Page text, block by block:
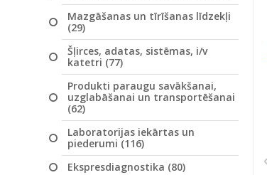
Mazgāšanas un tīrīšanas līdzekļi
(29)
Šļirces, adatas, sistēmas, i/v
katetri (77)
Produkti paraugu savākšanai,
uzglabāšanai un transportēšanai
(62)
Laboratorijas iekārtas un
piederumi (116)
Ekspresdiagnostika (80)